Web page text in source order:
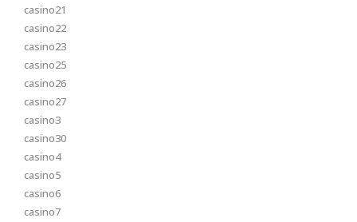
casino21
casino22
casino23
casino25
casino26
casino27
casino3
casino30
casino4
casino5
casino6
casino7